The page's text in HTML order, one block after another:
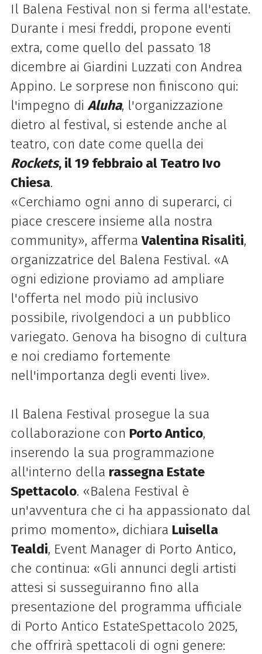
Il Balena Festival non si ferma all'estate.
Durante i mesi freddi, propone eventi
extra, come quello del passato 18
dicembre ai Giardini Luzzati con Andrea
Appino. Le sorprese non finiscono qui:
l'impegno di Aluha, l'organizzazione
dietro al festival, si estende anche al
teatro, con date come quella dei
Rockets, il 19 febbraio al Teatro Ivo
Chiesa.
«Cerchiamo ogni anno di superarci, ci
piace crescere insieme alla nostra
community», affermaValentina Risaliti,
organizzatrice del Balena Festival. «A
ogni edizione proviamo ad ampliare
l'offerta nel modo più inclusivo
possibile, rivolgendoci a un pubblico
variegato. Genova ha bisogno di cultura
e noi crediamo fortemente
nell'importanza degli eventi live».
Il Balena Festival prosegue la sua
collaborazione con Porto Antico,
inserendo la sua programmazione
all'interno della rassegna Estate
Spettacolo. «Balena Festival è
un'avventura che ci ha appassionato dal
primo momento», dichiara Luisella
Tealdi, Event Manager di Porto Antico,
che continua: «Gli annunci degli artisti
attesi si susseguiranno fino alla
presentazione del programma ufficiale
di Porto Antico EstateSpettacolo 2025,
che offrirà spettacoli di ogni genere: